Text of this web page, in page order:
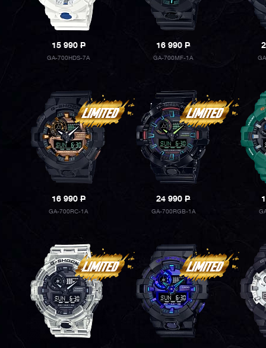
15 990P
GA-700HDS-7A
16 990P
GA-700MF-1A
16 990P
GA-700RC-1A
24 990P
GA-700RGB-1A